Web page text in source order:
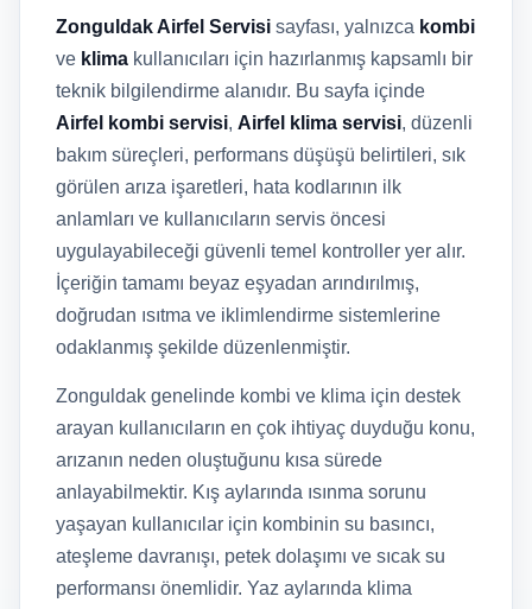
Zonguldak Airfel Servisi sayfası, yalnızca kombi
ve klima kullanıcıları için hazırlanmış kapsamlı bir
teknik bilgilendirme alanıdır. Bu sayfa içinde
Airfel kombi servisi, Airfel klima servisi, düzenli
bakım süreçleri, performans düşüşü belirtileri, sık
görülen arıza işaretleri, hata kodlarının ilk
anlamları ve kullanıcıların servis öncesi
uygulayabileceği güvenli temel kontroller yer alır.
İçeriğin tamamı beyaz eşyadan arındırılmış,
doğrudan ısıtma ve iklimlendirme sistemlerine
odaklanmış şekilde düzenlenmiştir.
Zonguldak genelinde kombi ve klima için destek
arayan kullanıcıların en çok ihtiyaç duyduğu konu,
arızanın neden oluştuğunu kısa sürede
anlayabilmektir. Kış aylarında ısınma sorunu
yaşayan kullanıcılar için kombinin su basıncı,
ateşleme davranışı, petek dolaşımı ve sıcak su
performansı önemlidir. Yaz aylarında klima